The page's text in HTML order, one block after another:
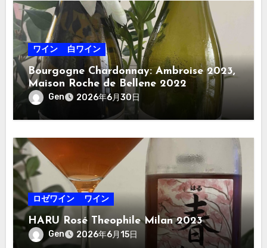
ワイン 白ワイン
Bourgogne Chardonnay: Ambroise 2023,
Maison Roche de Bellene 2022
Gen 2026年6月30日
ロゼワイン ワイン
HARU Rosé Theophile Milan 2023
Gen 2026年6月15日